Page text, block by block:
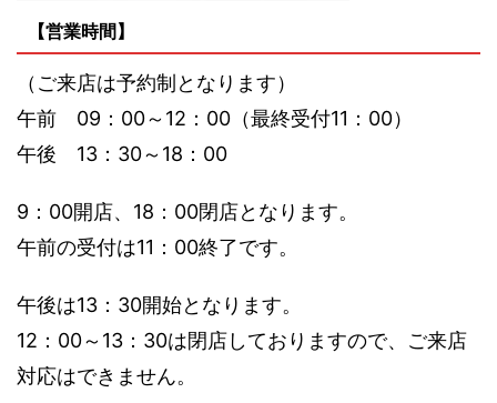
【営業時間】
（ご来店は予約制となります）
午前 09：00～12：00（最終受付11：00）
午後 13：30～18：00
9：00開店、18：00閉店となります。
午前の受付は11：00終了です。
午後は13：30開始となります。
12：00～13：30は閉店しておりますので、ご来店
対応はできません。